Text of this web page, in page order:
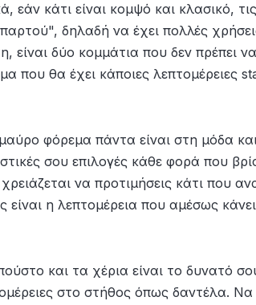
εάν κάτι είναι κομψό και κλασικό,
δηλαδή να έχει πολλές
είναι δύο κομμάτια που δεν πρέπει
που θα έχει κάποιες λεπτομέρειες
φόρεμα πάντα είναι στη μόδα
σου επιλογές κάθε φορά που
να προτιμήσεις κάτι που
είναι η λεπτομέρεια που αμέσως
και τα χέρια είναι το δυνατό
στο στήθος όπως δαντέλα.